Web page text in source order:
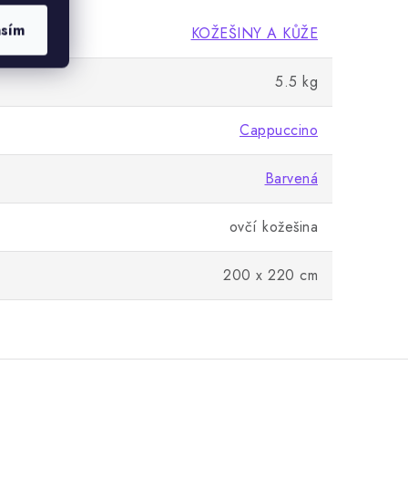
KOŽEŠINY A KŮŽE
5.5 kg
Cappuccino
Barvená
ovčí kožešina
200 x 220 cm